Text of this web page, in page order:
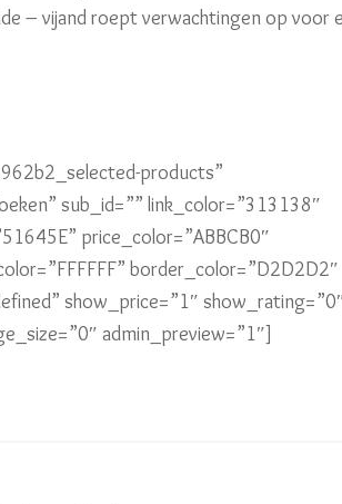
– vijand roept verwachtingen op voor
products”
sub_id=”” link_color=”313138″
price_color=”ABBCB0″
border_color=”D2D2D2″
show_price=”1″
admin_preview=”1″]